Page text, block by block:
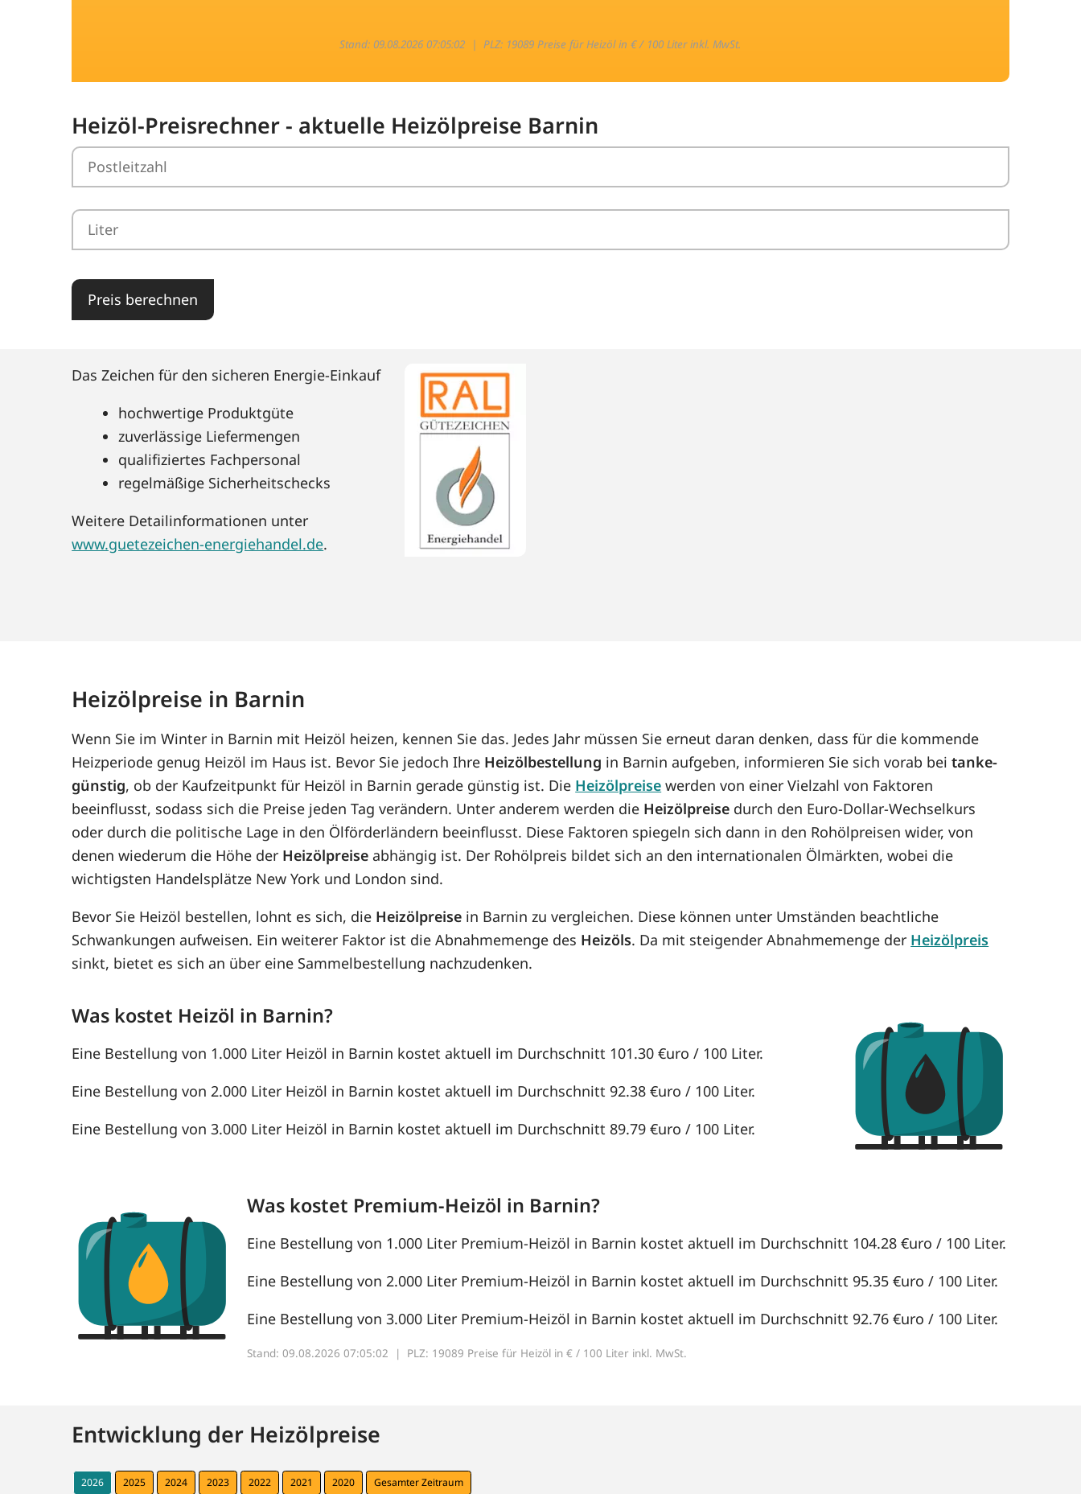
Stand: 09.08.2026 07:05:02 |PLZ: 19089 Preise für Heizöl in € / 100 Liter inkl. MwSt.
Heizöl-Preisrechner - aktuelle Heizölpreise Barnin
Preis berechnen
Das Zeichen für den sicheren Energie-Einkauf
hochwertige Produktgüte
zuverlässige Liefermengen
qualifiziertes Fachpersonal
regelmäßige Sicherheitschecks
Weitere Detailinformationen unter
www.guetezeichen-energiehandel.de.
Heizölpreise in Barnin
Wenn Sie im Winter in Barnin mit Heizöl heizen, kennen Sie das. Jedes Jahr müssen Sie erneut daran denken, dass für die kommende
Heizperiode genug Heizöl im Haus ist. Bevor Sie jedoch Ihre Heizölbestellung in Barnin aufgeben, informieren Sie sich vorab beitanke-
günstig, ob der Kaufzeitpunkt für Heizöl in Barnin gerade günstig ist. Die Heizölpreise werden von einer Vielzahl von Faktoren
beeinflusst, sodass sich die Preise jeden Tag verändern. Unter anderem werden die Heizölpreise durch den Euro-Dollar-Wechselkurs
oder durch die politische Lage in den Ölförderländern beeinflusst. Diese Faktoren spiegeln sich dann in den Rohölpreisen wider, von
denen wiederum die Höhe der Heizölpreise abhängig ist. Der Rohölpreis bildet sich an den internationalen Ölmärkten, wobei die
wichtigsten Handelsplätze New York und London sind.
Bevor Sie Heizöl bestellen, lohnt es sich, die Heizölpreise in Barnin zu vergleichen. Diese können unter Umständen beachtliche
Schwankungen aufweisen. Ein weiterer Faktor ist die Abnahmemenge des Heizöls. Da mit steigender Abnahmemenge der Heizölpreis
sinkt, bietet es sich an über eine Sammelbestellung nachzudenken.
Was kostet Heizöl in Barnin?
Eine Bestellung von 1.000 Liter Heizöl in Barnin kostet aktuell im Durchschnitt 101.30 €uro / 100 Liter.
Eine Bestellung von 2.000 Liter Heizöl in Barnin kostet aktuell im Durchschnitt 92.38 €uro / 100 Liter.
Eine Bestellung von 3.000 Liter Heizöl in Barnin kostet aktuell im Durchschnitt 89.79 €uro / 100 Liter.
Was kostet Premium-Heizöl in Barnin?
Eine Bestellung von 1.000 Liter Premium-Heizöl in Barnin kostet aktuell im Durchschnitt 104.28 €uro / 100 Liter.
Eine Bestellung von 2.000 Liter Premium-Heizöl in Barnin kostet aktuell im Durchschnitt 95.35 €uro / 100 Liter.
Eine Bestellung von 3.000 Liter Premium-Heizöl in Barnin kostet aktuell im Durchschnitt 92.76 €uro / 100 Liter.
Stand: 09.08.2026 07:05:02 | PLZ: 19089 Preise für Heizöl in € / 100 Liter inkl. MwSt.
Entwicklung der Heizölpreise
2026 2025 2024 2023 2022 2021 2020 Gesamter Zeitraum